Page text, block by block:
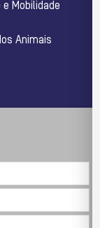
Mobilidade
Animais